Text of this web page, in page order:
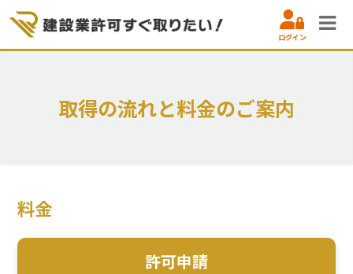
ログイン
取得の流れと料金のご案内
料金
許可申請